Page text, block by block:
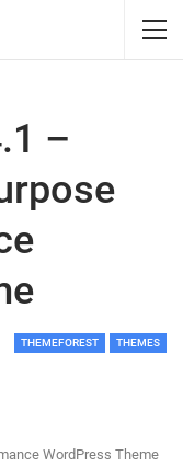
–
THEMEFOREST THEMES
WordPress Theme